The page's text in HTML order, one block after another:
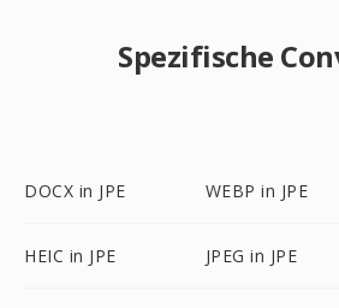
Spezifische
DOCX in JPE WEBP in JPE
HEIC in JPE JPEG in JPE